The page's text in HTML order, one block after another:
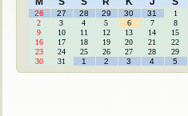
26 27 28 29 30 31
1
2
3 4 5 6 7
8
9
10 11 12 13 14
15
16
17 18 19 20 21
22
23
24 25 26 27 28
29
30
31 1 2 3 4 5